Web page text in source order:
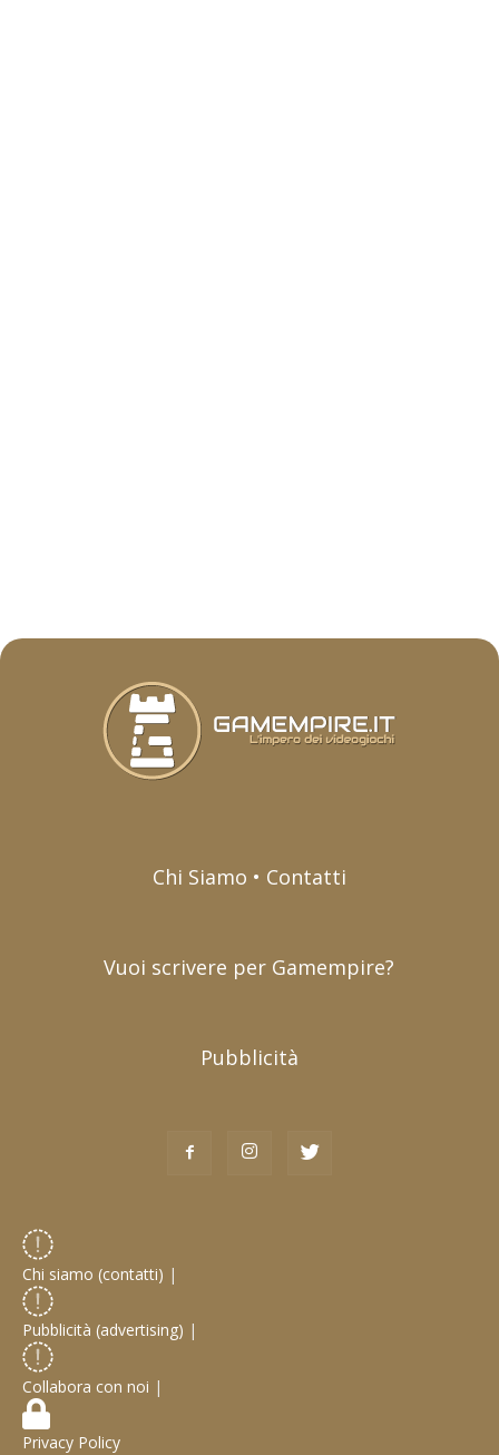
Chi Siamo • Contatti
Vuoi scrivere per Gamempire?
Pubblicità
Chi siamo (contatti) |
Pubblicità (advertising) |
Collabora con noi |
Privacy Policy